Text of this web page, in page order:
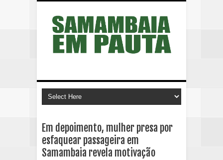
Em depoimento, mulher presa por
esfaquear passageira em
Samambaia revela motivação